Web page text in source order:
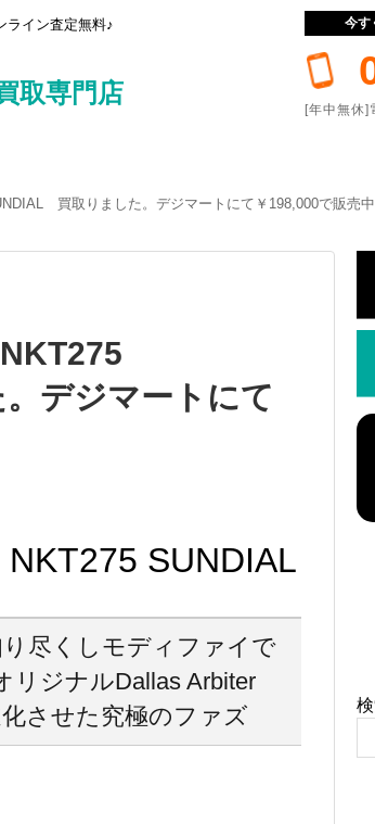
ライン査定無料♪
取専門店
今す
[年中無休
買取りました。デジマートにて￥198,000で販売中
デジマートにて
SUNDIAL
尽くしモディファイで
リジナルDallas Arbiter
させた究極のファズ